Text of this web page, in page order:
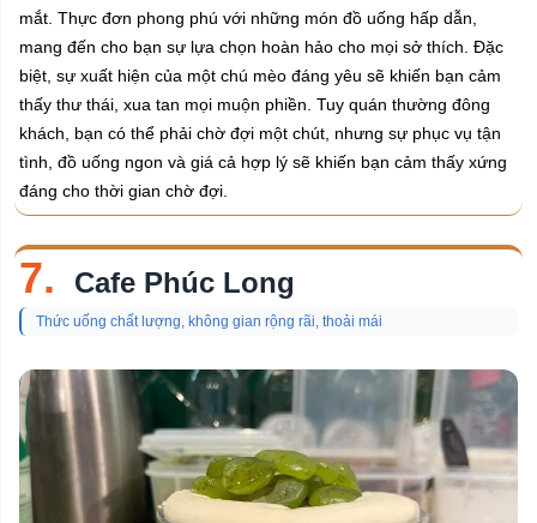
mắt. Thực đơn phong phú với những món đồ uống hấp dẫn,
mang đến cho bạn sự lựa chọn hoàn hảo cho mọi sở thích. Đặc
biệt, sự xuất hiện của một chú mèo đáng yêu sẽ khiến bạn cảm
thấy thư thái, xua tan mọi muộn phiền. Tuy quán thường đông
khách, bạn có thể phải chờ đợi một chút, nhưng sự phục vụ tận
tình, đồ uống ngon và giá cả hợp lý sẽ khiến bạn cảm thấy xứng
đáng cho thời gian chờ đợi.
7. Cafe Phúc Long
Thức uống chất lượng, không gian rộng rãi, thoải mái